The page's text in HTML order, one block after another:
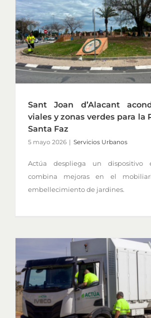
Sant Joan d’Alacant
viales y zonas verdes para la
Santa Faz
5 mayo 2026 | Servicios Urbanos
Actúa despliega un dispositivo
combina mejoras en el
embellecimiento de jardines.